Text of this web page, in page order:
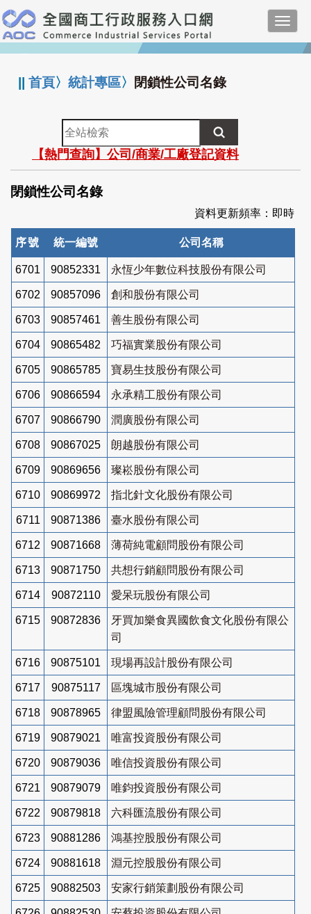
跳
到
主
要
:::
||首頁〉統計專區〉 閉鎖性公司名錄
全
站
檢
索
【熱門查詢】公司/商業/工廠登記資料
閉鎖性公司名錄
資料更新頻率：即時
序號 統一編號 公司名稱
6701 90852331 永恆少年數位科技股份有限公司
6702 90857096 創和股份有限公司
6703 90857461 善生股份有限公司
6704 90865482 巧福實業股份有限公司
6705 90865785 寶易生技股份有限公司
6706 90866594 永承精工股份有限公司
6707 90866790 潤廣股份有限公司
6708 90867025 朗越股份有限公司
6709 90869656 璨崧股份有限公司
6710 90869972 指北針文化股份有限公司
6711 90871386 臺水股份有限公司
6712 90871668 薄荷純電顧問股份有限公司
6713 90871750 共想行銷顧問股份有限公司
6714 90872110 愛呆玩股份有限公司
6715 90872836
牙買加樂食異國飲食文化股份有限公
司
6716 90875101 現場再設計股份有限公司
6717 90875117 區塊城市股份有限公司
6718 90878965 律盟風險管理顧問股份有限公司
6719 90879021 唯富投資股份有限公司
6720 90879036 唯信投資股份有限公司
6721 90879079 唯鈞投資股份有限公司
6722 90879818 六科匯流股份有限公司
6723 90881286 鴻基控股股份有限公司
6724 90881618 淵元控股股份有限公司
6725 90882503 安家行銷策劃股份有限公司